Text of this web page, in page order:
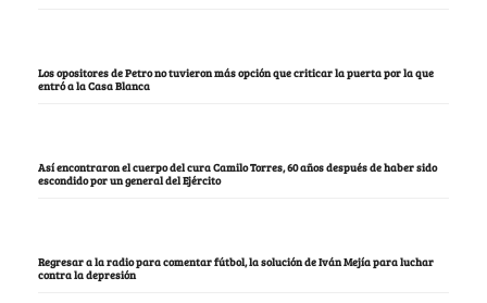
Los opositores de Petro no tuvieron más opción que criticar la puerta por la que
entró a la Casa Blanca
Así encontraron el cuerpo del cura Camilo Torres, 60 años después de haber sido
escondido por un general del Ejército
Regresar a la radio para comentar fútbol, la solución de Iván Mejía para luchar
contra la depresión